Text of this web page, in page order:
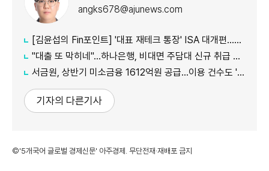
angks678@ajunews.com
[김윤섭의 Fin포인트] '대표 재테크 통장' ISA 대개편…나에게 맞는 전략은?
"대출 또 막히네"…하나은행, 비대면 주담대 신규 취급 중단
서금원, 상반기 미소금융 1612억원 공급…이용 건수도 '역대 최대'
기자의 다른기사
©'5개국어 글로벌 경제신문' 아주경제. 무단전재·재배포 금지